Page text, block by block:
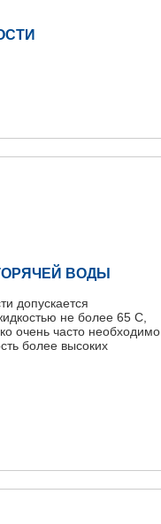
ВОДЫ
допускается
не более 65 С,
очень часто необходимо
более высоких